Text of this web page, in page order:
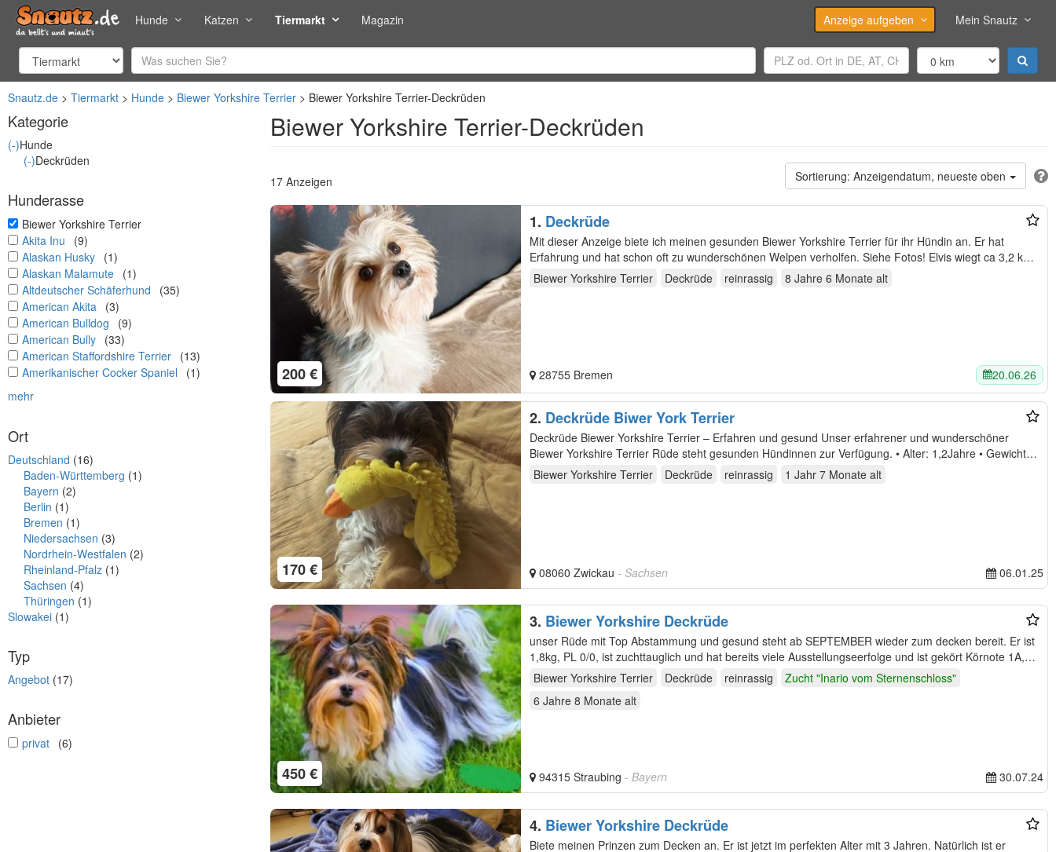
Hunde Katzen Tiermarkt Magazin Anzeige aufgeben Mein Snautz
Snautz.de Tiermarkt Hunde Biewer Yorkshire Terrier Biewer Yorkshire Terrier-Deckrüden
Kategorie
(-)Hunde
(-)Deckrüden
Hunderasse
undefined
Biewer Yorkshire Terrier
undefined
Akita Inu
(9)
undefined
Alaskan Husky (1)
undefined
Alaskan Malamute (1)
undefined
Altdeutscher Schäferhund
(35)
undefined
American Akita (3)
undefined
American Bulldog
(9)
undefined
American Bully (33)
undefined
American Staffordshire Terrier (13)
undefined
Amerikanischer Cocker Spaniel
(1)
mehr
Ort
Deutschland (16)
Baden-Württemberg (1)
Bayern (2)
Berlin (1)
Bremen (1)
Niedersachsen (3)
Nordrhein-Westfalen (2)
Rheinland-Pfalz (1)
Sachsen (4)
Thüringen (1)
Slowakei (1)
Typ
Angebot (17)
Anbieter
undefined
privat (6)
Biewer Yorkshire Terrier-Deckrüden
Anzeigendatum, neueste oben
17 Anzeigen
1. Deckrüde
200 €
Mit dieser Anzeige biete ich meinen gesunden Biewer Yorkshire Terrier für ihr Hündin an. Er hat
Erfahrung und hat schon oft zu wunderschönen Welpen verholfen. Siehe Fotos! Elvis wiegt ca 3,2 kg,
…
Biewer Yorkshire Terrier Deckrüde reinrassig 8 Jahre 6 Monate alt
28755 Bremen 20.06.26
2. Deckrüde Biwer York Terrier
170 €
Deckrüde Biewer Yorkshire Terrier – Erfahren und gesund Unser erfahrener und wunderschöner
Biewer Yorkshire Terrier Rüde steht gesunden Hündinnen zur Verfügung. • Alter: 1,2Jahre • Gewicht:
…
Biewer Yorkshire Terrier Deckrüde reinrassig 1 Jahr 7 Monate alt
08060 Zwickau - Sachsen 06.01.25
3. Biewer Yorkshire Deckrüde
450 €
unser Rüde mit Top Abstammung und gesund steht ab SEPTEMBER wieder zum decken bereit. Er ist
1,8kg, PL 0/0, ist zuchttauglich und hat bereits viele Ausstellungseerfolge und ist gekört Körnote 1A,
er…
Biewer Yorkshire Terrier Deckrüde reinrassig
Zucht "Inario vom Sternenschloss"
6 Jahre 8 Monate alt
94315 Straubing - Bayern 30.07.24
4. Biewer Yorkshire Deckrüde
Biete meinen Prinzen zum Decken an. Er ist jetzt im perfekten Alter mit 3 Jahren. Natürlich ist er